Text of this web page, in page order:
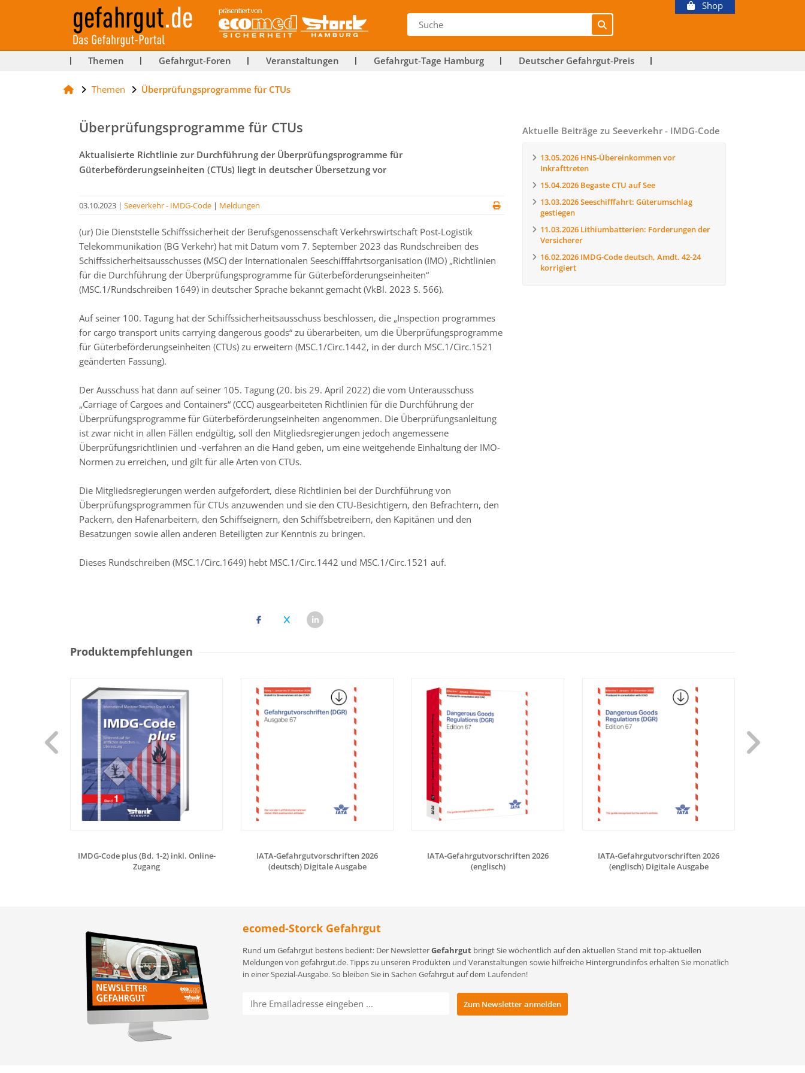
Shop
Themen Gefahrgut-Foren Veranstaltungen Gefahrgut-Tage Hamburg Deutscher Gefahrgut-Preis
Themen Überprüfungsprogramme für CTUs
Überprüfungsprogramme für CTUs
Aktualisierte Richtlinie zur Durchführung der Überprüfungsprogramme für
Güterbeförderungseinheiten (CTUs) liegt in deutscher Übersetzung vor
03.10.2023 | Seeverkehr - IMDG-Code | Meldungen
(ur) Die Dienststelle Schiffssicherheit der Berufsgenossenschaft Verkehrswirtschaft Post-Logistik
Telekommunikation (BG Verkehr) hat mit Datum vom 7. September 2023 das Rundschreiben des
Schiffssicherheitsausschusses (MSC) der Internationalen Seeschifffahrtsorganisation (IMO) „Richtlinien
für die Durchführung der Überprüfungsprogramme für Güterbeförderungseinheiten“
(MSC.1/Rundschreiben 1649) in deutscher Sprache bekannt gemacht (VkBl. 2023 S. 566).
Auf seiner 100. Tagung hat der Schiffssicherheitsausschuss beschlossen, die „Inspection programmes
for cargo transport units carrying dangerous goods“ zu überarbeiten, um die Überprüfungsprogramme
für Güterbeförderungseinheiten (CTUs) zu erweitern (MSC.1/Circ.1442, in der durch MSC.1/Circ.1521
geänderten Fassung).
Der Ausschuss hat dann auf seiner 105. Tagung (20. bis 29. April 2022) die vom Unterausschuss
„Carriage of Cargoes and Containers“ (CCC) ausgearbeiteten Richtlinien für die Durchführung der
Überprüfungsprogramme für Güterbeförderungseinheiten angenommen. Die Überprüfungsanleitung
ist zwar nicht in allen Fällen endgültig, soll den Mitgliedsregierungen jedoch angemessene
Überprüfungsrichtlinien und -verfahren an die Hand geben, um eine weitgehende Einhaltung der IMO-
Normen zu erreichen, und gilt für alle Arten von CTUs.
Die Mitgliedsregierungen werden aufgefordert, diese Richtlinien bei der Durchführung von
Überprüfungsprogrammen für CTUs anzuwenden und sie den CTU-Besichtigern, den Befrachtern, den
Packern, den Hafenarbeitern, den Schiffseignern, den Schiffsbetreibern, den Kapitänen und den
Besatzungen sowie allen anderen Beteiligten zur Kenntnis zu bringen.
Dieses Rundschreiben (MSC.1/Circ.1649) hebt MSC.1/Circ.1442 und MSC.1/Circ.1521 auf.
Aktuelle Beiträge zu Seeverkehr - IMDG-Code
13.05.2026 HNS-Übereinkommen vor
Inkrafttreten
15.04.2026 Begaste CTU auf See
13.03.2026Seeschifffahrt: Güterumschlag
gestiegen
11.03.2026 Lithiumbatterien: Forderungen der
Versicherer
16.02.2026 IMDG-Code deutsch, Amdt. 42-24
korrigiert
Produktempfehlungen
IMDG-Code plus (Bd. 1-2) inkl. Online-
Zugang
IATA-Gefahrgutvorschriften 2026
(deutsch) Digitale Ausgabe
IATA-Gefahrgutvorschriften 2026
(englisch)
IATA-Gefahrgutvorschriften 2026
(englisch) Digitale Ausgabe
ecomed-Storck Gefahrgut
Rund um Gefahrgut bestens bedient: Der NewsletterGefahrgut bringt Sie wöchentlich auf den aktuellen Stand mit top-aktuellen
Meldungen von gefahrgut.de. Tipps zu unseren Produkten und Veranstaltungen sowie hilfreiche Hintergrundinfos erhalten Sie monatlich
in einer Spezial-Ausgabe. So bleiben Sie in Sachen Gefahrgut auf dem Laufenden!